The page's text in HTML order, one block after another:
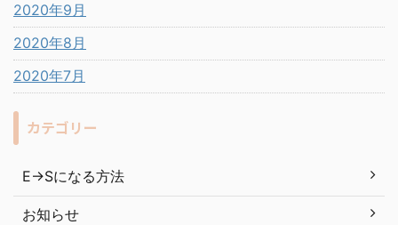
2020年9月
2020年8月
2020年7月
カテゴリー
E→Sになる方法
お知らせ